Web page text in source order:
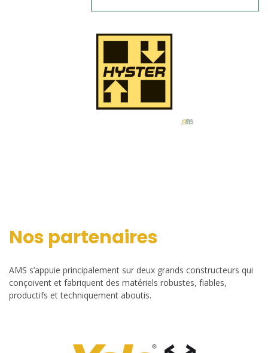
Nos partenaires
AMS s’appuie principalement sur deux grands constructeurs qui
conçoivent et fabriquent des matériels robustes, fiables,
productifs et techniquement aboutis.